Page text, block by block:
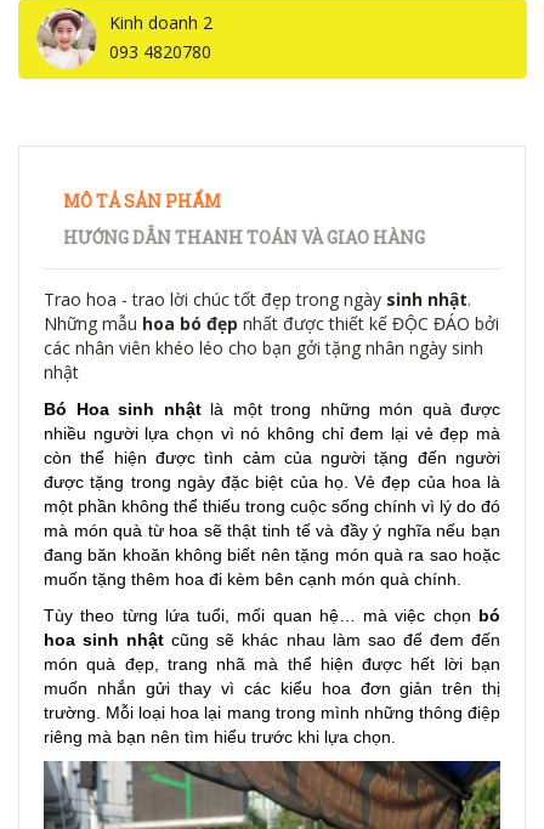
Kinh doanh 2
093 4820780
MÔ TẢ SẢN PHẨM
HƯỚNG DẪN THANH TOÁN VÀ GIAO HÀNG
Trao hoa - trao lời chúc tốt đẹp trong ngày sinh nhật.
Những mẫu hoa bó đẹp nhất được thiết kế ĐỘC ĐÁO bởi
các nhân viên khéo léo cho bạn gởi tặng nhân ngày sinh
nhật
Bó Hoa sinh nhậtlà một trong những món quà được
nhiều người lựa chọn vì nó không chỉ đem lại vẻ đẹp mà
còn thể hiện được tình cảm của người tặng đến người
được tặng trong ngày đặc biệt của họ. Vẻ đẹp của hoa là
một phần không thể thiếu trong cuộc sống chính vì lý do đó
mà món quà từ hoa sẽ thật tinh tế và đầy ý nghĩa nếu bạn
đang băn khoăn không biết nên tặng món quà ra sao hoặc
muốn tặng thêm hoa đi kèm bên cạnh món quà chính.
Tùy theo từng lứa tuổi, mối quan hệ… mà việc chọn bó
hoa sinh nhật cũng sẽ khác nhau làm sao để đem đến
món quà đẹp, trang nhã mà thể hiện được hết lời bạn
muốn nhắn gửi thay vì các kiểu hoa đơn giản trên thị
trường. Mỗi loại hoa lại mang trong mình những thông điệp
riêng mà bạn nên tìm hiểu trước khi lựa chọn.